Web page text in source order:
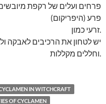
פרחים ועלים של רקפת
פרע (היפריקום)
זרעי כמון.
יש לטחון את הרכיבים לאבקה
וחללים מקללות.
IN WITCHCRAFT
OF CYCLAMEN